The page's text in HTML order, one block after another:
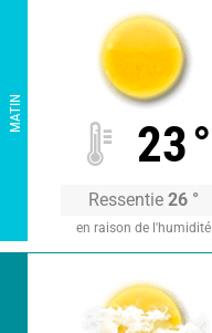
MATIN
23°
Ressentie 26 °
en raison de l'humidité